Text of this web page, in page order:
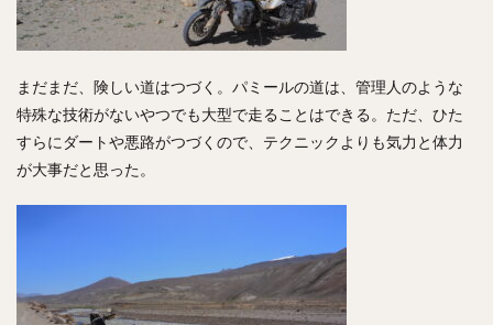
まだまだ、険しい道はつづく。パミールの道は、管理人のような
特殊な技術がないやつでも大型で走ることはできる。ただ、ひた
すらにダートや悪路がつづくので、テクニックよりも気力と体力
が大事だと思った。